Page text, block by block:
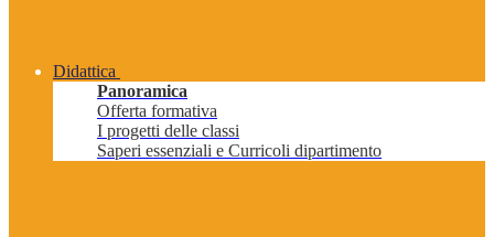
Didattica
Panoramica
Offerta formativa
I progetti delle classi
Saperi essenziali e Curricoli dipartimento